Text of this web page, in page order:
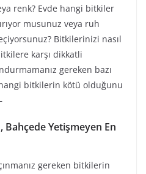
renk? Evde hangi bitkiler
musunuz veya ruh
Bitkilerinizi nasıl
karşı dikkatli
gereken bazı
bitkilerin kötü olduğunu
Yetişmeyen En
gereken bitkilerin